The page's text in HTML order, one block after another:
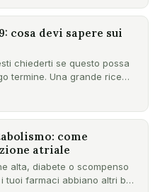
cosa devi sapere sui
chiederti se questo possa
termine. Una grande rice…
come
atriale
alta, diabete o scompenso
tuoi farmaci abbiano altri b…